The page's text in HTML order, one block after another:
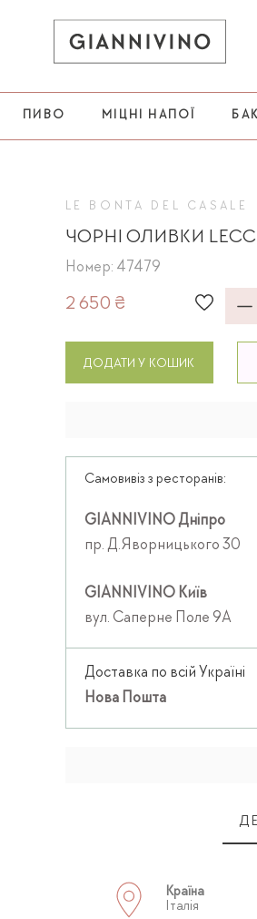
ПИВО МІЦНІ НАПОЇ
LE BONTA DEL CASALE
ЧОРНІ ОЛИВКИ
Номер: 47479
2 650 ₴
ДОДАТИ У КОШИК
Самовивіз з ресторанів:
GIANNIVINO Дніпро
пр. Д.Яворницького 30
GIANNIVINO Київ
вул. Саперне Поле 9А
Доставка по всій Україні
Нова Пошта
Країна
Італія